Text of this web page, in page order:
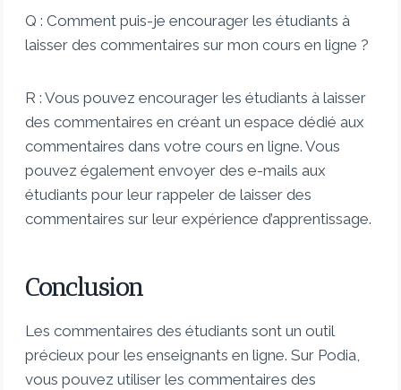
Q : Comment puis-je encourager les étudiants à
laisser des commentaires sur mon cours en ligne ?
R : Vous pouvez encourager les étudiants à laisser
des commentaires en créant un espace dédié aux
commentaires dans votre cours en ligne. Vous
pouvez également envoyer des e-mails aux
étudiants pour leur rappeler de laisser des
commentaires sur leur expérience d’apprentissage.
Conclusion
Les commentaires des étudiants sont un outil
précieux pour les enseignants en ligne. Sur Podia,
vous pouvez utiliser les commentaires des